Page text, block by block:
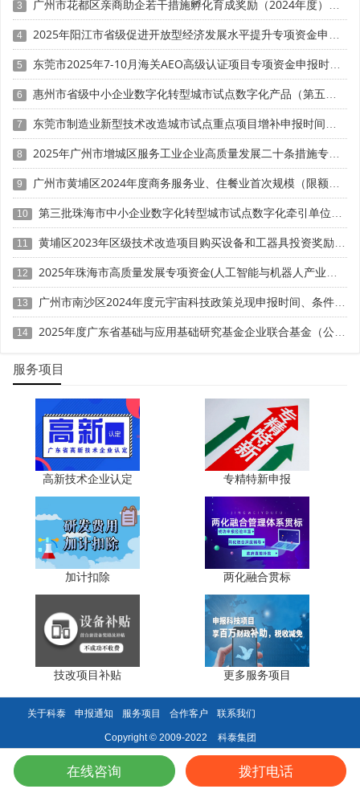
中心认定、省市企业技术中心认定、省市工业设计中心认
定、省市重点实验室认定、专精特新中小企业、专精特新“小
巨人”、专利软著申请、研发费用加计扣除、两化融合贯标认
证、科技型中小企业评价入库、创新创业大赛、专利奖、科
学技术奖、科技成果评价、科技成果转化等服务。关注【科
小泰】公众号，及时获取最新科技项目资讯!
3 广州市花都区亲商助企若干措施孵化育成奖励（2024年度）申报时间、条件要求、补助奖励
4 2025年阳江市省级促进开放型经济发展水平提升专项资金申报时间、条件要求、补助奖励
5 东莞市2025年7-10月海关AEO高级认证项目专项资金申报时间、条件要求、扶持奖励
6 惠州市省级中小企业数字化转型城市试点数字化产品（第五批）征集申报时间、条件要求
7 东莞市制造业新型技术改造城市试点重点项目增补申报时间、条件要求、补助奖励
8 2025年广州市增城区服务工业企业高质量发展二十条措施专项资金申报时间、条件要求、补助奖励
9 广州市黄埔区2024年度商务服务业、住餐业首次规模（限额）以下转规模（限额）以上奖励申报时间、条件要求、资助标准
10 第三批珠海市中小企业数字化转型城市试点数字化牵引单位遴选申报时间、条件要求
11 黄埔区2023年区级技术改造项目购买设备和工器具投资奖励 （第一批）申报时间、条件要求、资助标准
12 2025年珠海市高质量发展专项资金(人工智能与机器人产业发展用途)项目征集申报时间、条件要求、补助奖励
13 广州市南沙区2024年度元宇宙科技政策兑现申报时间、条件要求、补助奖励
14 2025年度广东省基础与应用基础研究基金企业联合基金（公共卫生与医药健康领域）项目申报时间、条件要求、资助奖励
服务项目
高新技术企业认定 专精特新申报
加计扣除 两化融合贯标
技改项目补贴 更多服务项目
关于科泰 申报通知 服务项目 合作客户 联系我们
Copyright © 2009-2022 科泰集团
在线咨询 拨打电话